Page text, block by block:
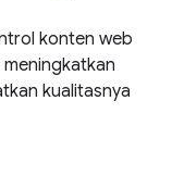
konten web
kualitasnya